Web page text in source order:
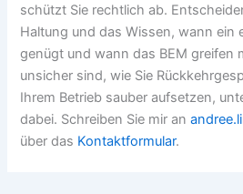
schützt Sie rechtlich ab.
Haltung und das Wissen, wann ein
genügt und wann das BEM greifen
unsicher sind, wie Sie
Ihrem Betrieb sauber aufsetzen,
dabei. Schreiben Sie mir an
über das Kontaktformular.